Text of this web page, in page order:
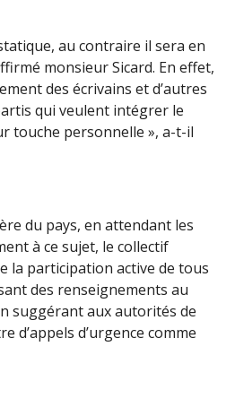
au contraire il sera en
monsieur Sicard. En effet,
des écrivains et d’autres
qui veulent intégrer le
touche personnelle », a-t-il
du pays, en attendant les
à ce sujet, le collectif
la participation active de tous
des renseignements au
suggérant aux autorités de
d’appels d’urgence comme